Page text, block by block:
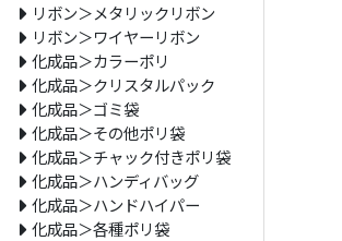
リボン＞メタリックリボン
リボン＞ワイヤーリボン
化成品＞カラーポリ
化成品＞クリスタルパック
化成品＞ゴミ袋
化成品＞その他ポリ袋
化成品＞チャック付きポリ袋
化成品＞ハンディバッグ
化成品＞ハンドハイパー
化成品＞各種ポリ袋